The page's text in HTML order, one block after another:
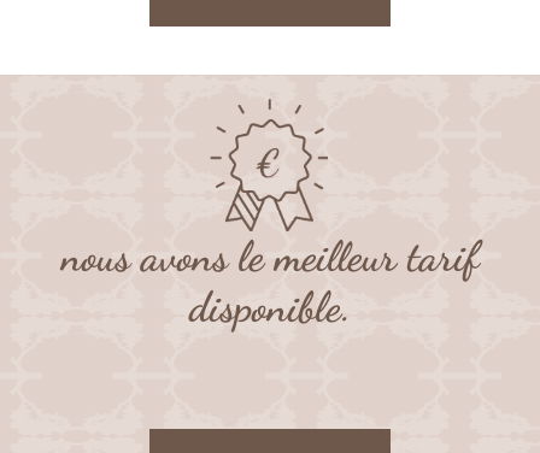
nous avons le meilleur tarif
disponible.